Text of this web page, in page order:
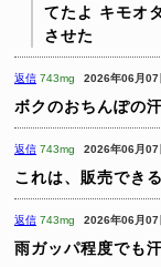
てたよ キモオ
させた
返信 743mg 2026年06月
ボクのおちんぽの
返信 743mg 2026年06月
これは、販売でき
返信 743mg 2026年06月
雨ガッパ程度でも